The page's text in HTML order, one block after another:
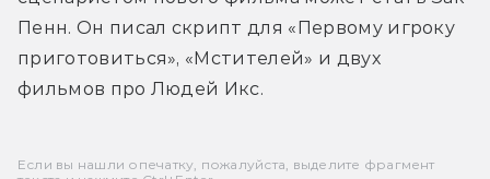
Пенн. Он писал скрипт для «Первому игроку
приготовиться», «Мстителей» и двух
фильмов про Людей Икс.
Если вы нашли опечатку, пожалуйста, выделите фрагмент